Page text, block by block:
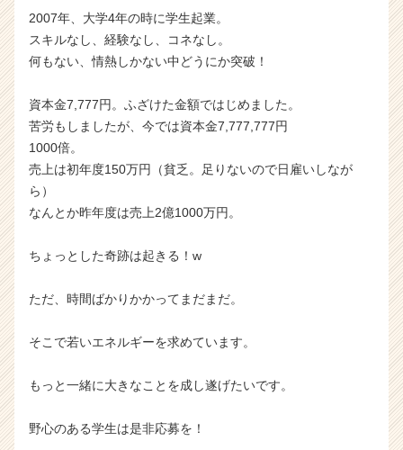
r）
2007年、大学4年の時に学生起業。
スキルなし、経験なし、コネなし。
何もない、情熱しかない中どうにか突破！
資本金7,777円。ふざけた金額ではじめました。
苦労もしましたが、今では資本金7,777,777円
1000倍。
売上は初年度150万円（貧乏。足りないので日雇いしなが
ら）
なんとか昨年度は売上2億1000万円。
ちょっとした奇跡は起きる！w
ただ、時間ばかりかかってまだまだ。
そこで若いエネルギーを求めています。
もっと一緒に大きなことを成し遂げたいです。
野心のある学生は是非応募を！